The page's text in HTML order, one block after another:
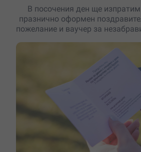
В посочения ден ще
празнично оформен
пожелание и ваучер за